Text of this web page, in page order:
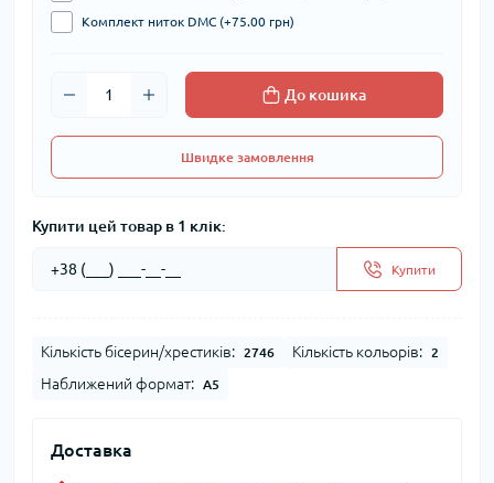
Комплект ниток DMC (+75.00 грн)
До кошика
Швидке замовлення
Купити цей товар в 1 клік:
Купити
Кількість бісерин/хрестиків: 2746 Кількість кольорів: 2
Наближений формат: А5
Доставка